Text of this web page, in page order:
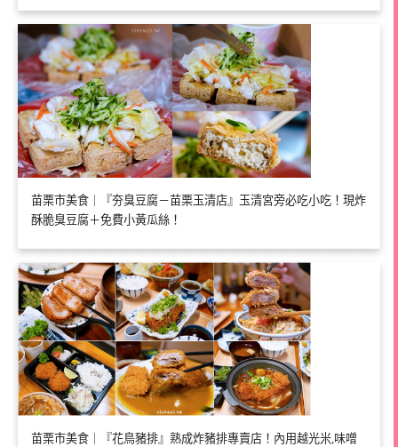
苗栗市美食｜『夯臭豆腐－苗栗玉清店』玉清宮旁必吃小吃！現炸
酥脆臭豆腐＋免費小黃瓜絲！
苗栗市美食｜『花鳥豬排』熟成炸豬排專賣店！內用越光米,味噌